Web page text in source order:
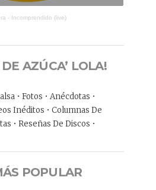
- Incomprendido (live)
AZÚCA’ LOLA!
• Fotos • Anécdotas •
Inéditos • Columnas De
• Reseñas De Discos •
POPULAR